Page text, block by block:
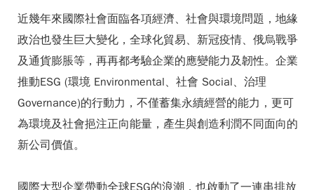
近幾年來國際社會面臨各項經濟、社會與環境問題，地緣
政治也發生巨大變化，全球化貿易、新冠疫情、俄烏戰爭
及通貨膨脹等，再再都考驗企業的應變能力及韌性。企業
推動ESG (環境 Environmental、社會 Social、治理
Governance)的行動力，不僅蓄集永續經營的能力，更可
為環境及社會挹注正向能量，產生與創造利潤不同面向的
新公司價值。
國際大型企業帶動全球ESG的浪潮，也啟動了一連串排放